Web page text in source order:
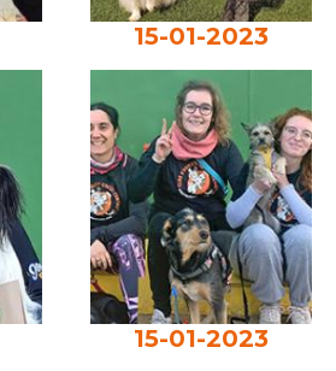
15-01-2023
15-01-2023